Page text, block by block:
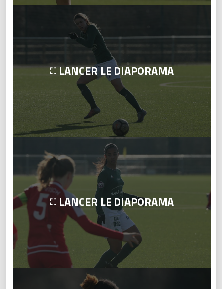
LANCER LE DIAPORAMA
LANCER LE DIAPORAMA